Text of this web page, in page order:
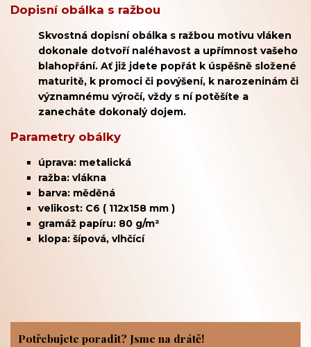
Dopisní obálka s ražbou
Skvostná dopisní obálka s ražbou motivu vláken
dokonale dotvoří naléhavost a upřímnost vašeho
blahopřání. Ať již jdete popřát k úspěšně složené
maturitě, k promoci či povýšení, k narozeninám či
významnému výročí, vždy s ní potěšíte a
zanecháte dokonalý dojem.
Parametry obálky
úprava: metalická
ražba: vlákna
barva: měděná
velikost: C6 ( 112x158 mm )
gramáž papíru: 80 g/m²
klopa: šípová, vlhčící
Potřebujete poradit? Jsme na drátě!